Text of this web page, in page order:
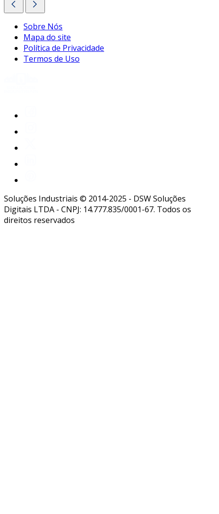
Sobre Nós
Mapa do site
Política de Privacidade
Termos de Uso
Soluções Industriais © 2014-2025 - DSW Soluções
Digitais LTDA - CNPJ: 14.777.835/0001-67. Todos os
direitos reservados